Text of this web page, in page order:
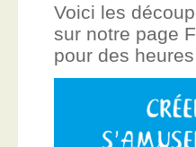
Voici les
sur notre page
pour des